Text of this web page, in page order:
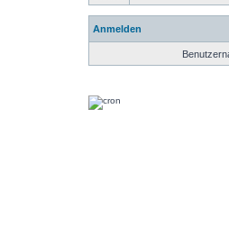
Anmelden